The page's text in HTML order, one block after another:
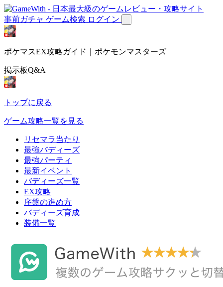
事前ガチャ ゲーム検索 ログイン
ポケマスEX攻略ガイド｜ポケモンマスターズ
掲示板Q&A
トップに戻る
ゲーム攻略一覧を見る
リセマラ当たり
最強バディーズ
最強パーティ
最新イベント
バディーズ一覧
EX攻略
序盤の進め方
バディーズ育成
装備一覧